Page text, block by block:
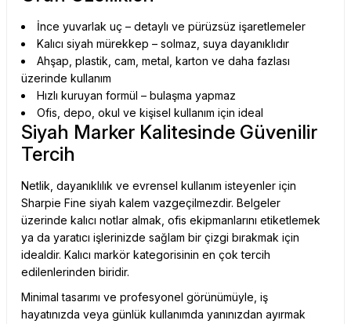
İnce yuvarlak uç – detaylı ve pürüzsüz işaretlemeler
Kalıcı siyah mürekkep – solmaz, suya dayanıklıdır
Ahşap, plastik, cam, metal, karton ve daha fazlası
üzerinde kullanım
Hızlı kuruyan formül – bulaşma yapmaz
Ofis, depo, okul ve kişisel kullanım için ideal
Siyah Marker Kalitesinde Güvenilir
Tercih
Netlik, dayanıklılık ve evrensel kullanım isteyenler için
Sharpie Fine siyah kalem vazgeçilmezdir. Belgeler
üzerinde kalıcı notlar almak, ofis ekipmanlarını etiketlemek
ya da yaratıcı işlerinizde sağlam bir çizgi bırakmak için
idealdir. Kalıcı markör kategorisinin en çok tercih
edilenlerinden biridir.
Minimal tasarımı ve profesyonel görünümüyle, iş
hayatınızda veya günlük kullanımda yanınızdan ayırmak